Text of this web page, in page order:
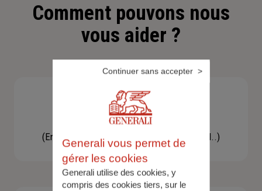
Comment pouvons nous
vous aider ?
Besoin d'une assistance
(En cas d'accident, bris de glace, un conseil..)
Generali vous permet de
gérer les cookies
Generali utilise des cookies, y
compris des cookies tiers, sur le
Continuer sans accepter